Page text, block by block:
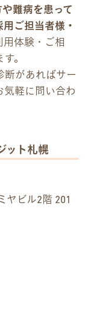
難病を患って
ご担当者様・
用体験・ご相
。
断があればサー
気軽に問い合わ
ット札幌
ヤビル2階 201